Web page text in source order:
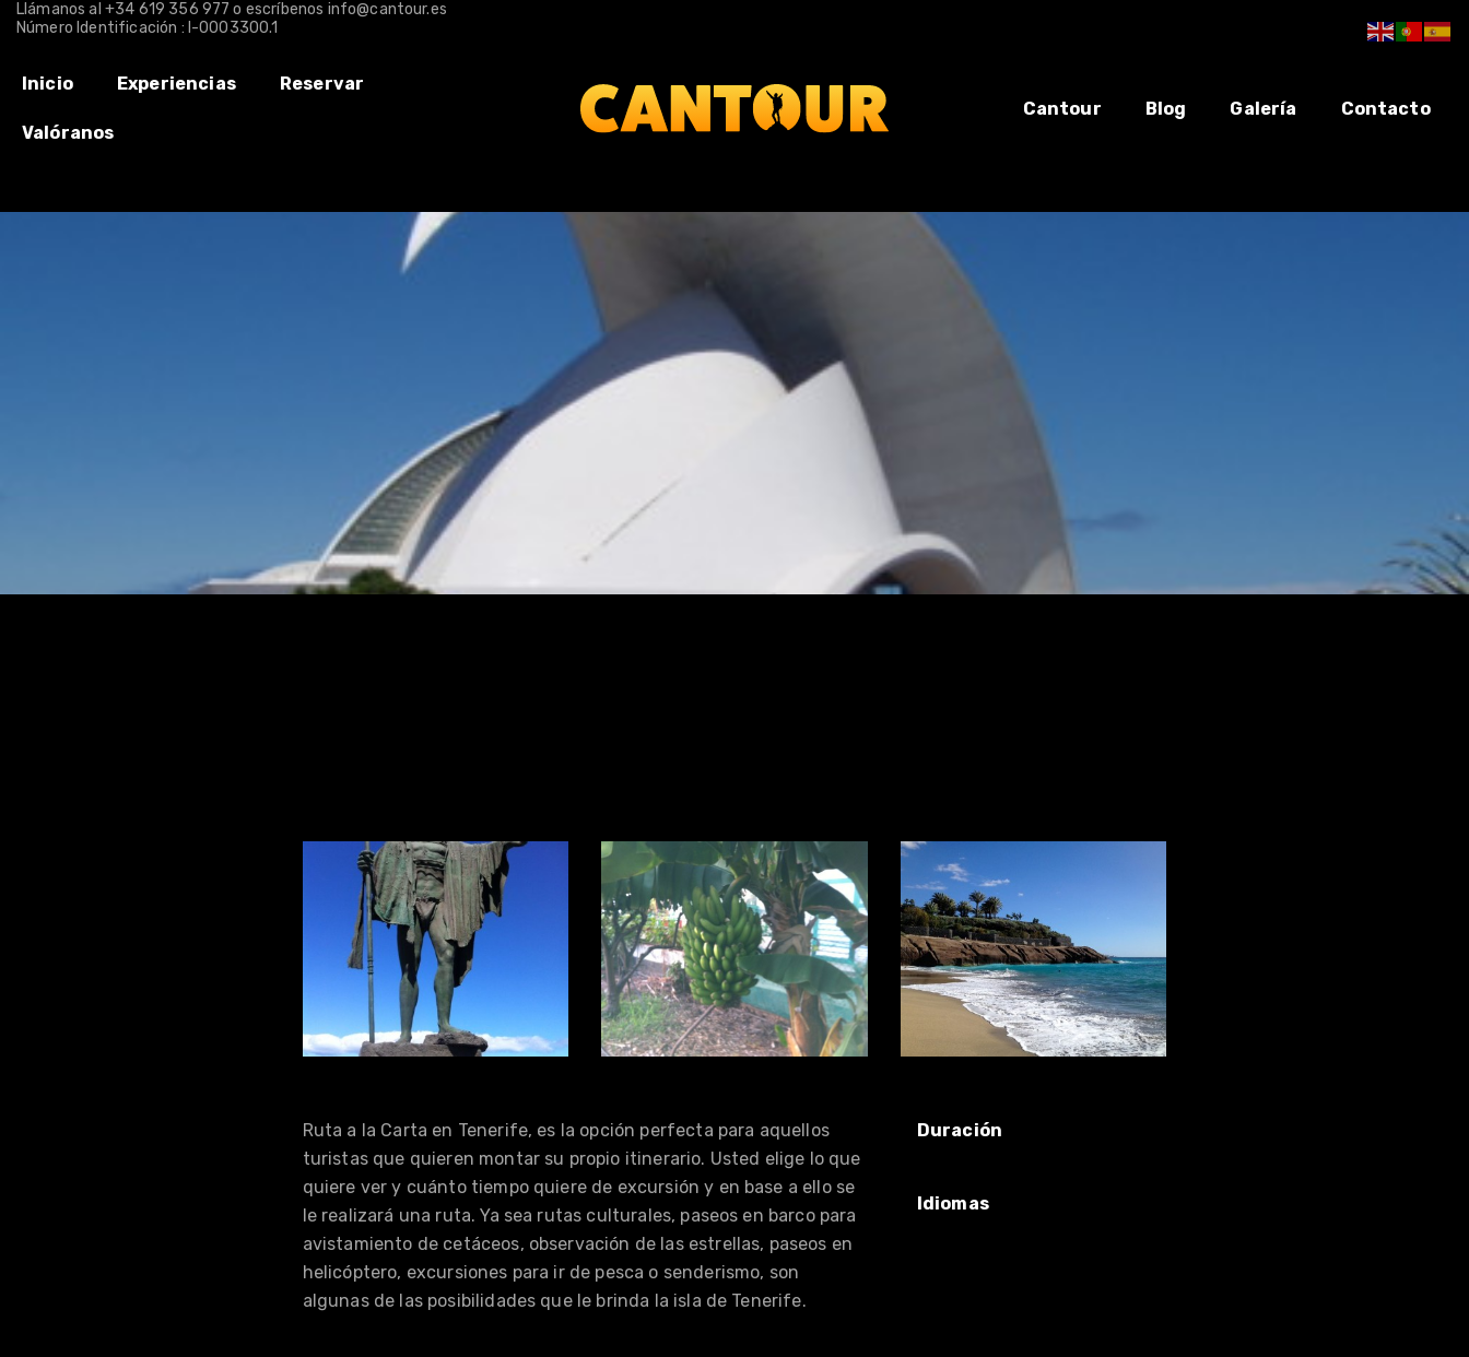
Llámanos al +34 619 356 977 o escríbenos info@cantour.es
Número Identificación : I-0003300.1
Inicio Experiencias Reservar
Valóranos
Cantour Blog Galería Contacto
Ruta a la Carta en Tenerife, es la opción perfecta para aquellos
turistas que quieren montar su propio itinerario. Usted elige lo que
quiere ver y cuánto tiempo quiere de excursión y en base a ello se
le realizará una ruta. Ya sea rutas culturales, paseos en barco para
avistamiento de cetáceos, observación de las estrellas, paseos en
helicóptero, excursiones para ir de pesca o senderismo, son
algunas de las posibilidades que le brinda la isla de Tenerife.
Duración
Idiomas